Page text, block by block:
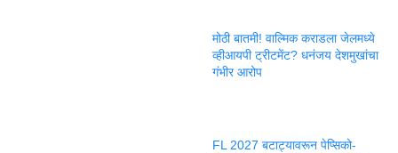
मोठी बातमी! वाल्मिक कराडला जेलमध्ये
व्हीआयपी ट्रीटमेंट? धनंजय देशमुखांचा
गंभीर आरोप
FL 2027 बटाट्यावरून पेप्सिको-